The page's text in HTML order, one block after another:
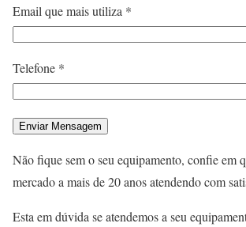
Email que mais utiliza *
Telefone *
Não fique sem o seu equipamento, confie em
mercado a mais de 20 anos atendendo com
Esta em dúvida se atendemos a seu